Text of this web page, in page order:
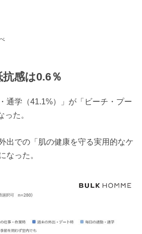
感は0.6％
通学（41.1%）」が「ビーチ・プー
た。
出での「肌の健康を守る実用的なケ
なった。